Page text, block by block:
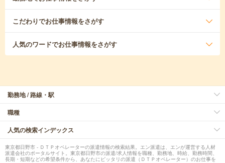
こだわりでお仕事情報をさがす
人気のワードでお仕事情報をさがす
勤務地 / 路線・駅
職種
人気の検索インデックス
東京都日野市 - ＤＴＰオペレーターの派遣情報の検索結果。エン派遣は、エンが運営する人材
派遣会社のポータルサイト。東京都日野市の派遣/求人情報を職種、勤務地、時給、勤務時間、
長期・短期などの希望条件から、あなたにピッタリの派遣（ＤＴＰオペレーター）のお仕事を